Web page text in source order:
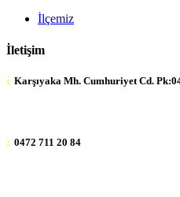
İlçemiz
İletişim
: Karşıyaka Mh. Cumhuriyet Cd.
: 0472 711 20 84